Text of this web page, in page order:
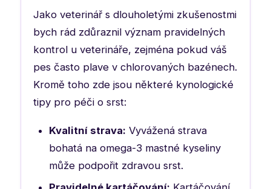
Jako veterinář s dlouholetými zkušenostmi
bych rád zdůraznil význam pravidelných
kontrol u veterináře, zejména pokud váš
pes často plave v chlorovaných bazénech.
Kromě toho zde jsou některé kynologické
tipy pro péči o srst:
Kvalitní strava: Vyvážená strava
bohatá na omega-3 mastné kyseliny
může podpořit zdravou srst.